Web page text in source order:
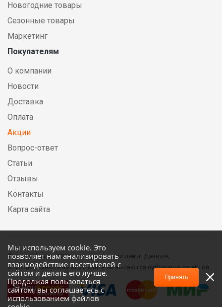
Мы используем cookie. Это
позволяет нам анализировать
взаимодействие посетителей с
сайтом и делать его лучше.
Продолжая пользоваться
сайтом, вы соглашаетесь с
использованием файлов
Принять
Новогодние товары
Сезонные товары
Маркетинг
Покупателям
О компании
Новости
Доставка
Оплата
Акции
Вопрос-ответ
Статьи
Отзывы
Контакты
Карта сайта
© DirectElectric, 2026, все права защищены. Данные,
опубликованные на этом сайте не являются публичной офертой.